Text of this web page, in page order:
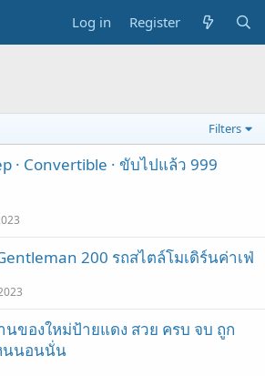
Log in Register
Filters
· Convertible · ขับไปแล้ว 999
200 รถสไตล์โมเดิร์นค่าเฟ่
ของใหม่ป้ายแดง สวย ครบ จบ ถูก
นนอนนั่น